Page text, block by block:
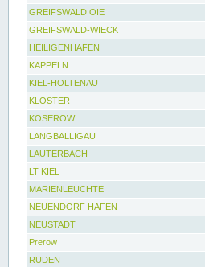
GREIFSWALD OIE
GREIFSWALD-WIECK
HEILIGENHAFEN
KAPPELN
KIEL-HOLTENAU
KLOSTER
KOSEROW
LANGBALLIGAU
LAUTERBACH
LT KIEL
MARIENLEUCHTE
NEUENDORF HAFEN
NEUSTADT
Prerow
RUDEN